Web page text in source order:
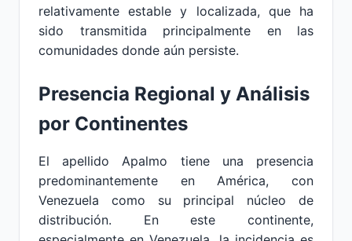
relativamente estable y localizada, que ha
sido transmitida principalmente en las
comunidades donde aún persiste.
Presencia Regional y Análisis
por Continentes
El apellido Apalmo tiene una presencia
predominantemente en América, con
Venezuela como su principal núcleo de
distribución. En este continente,